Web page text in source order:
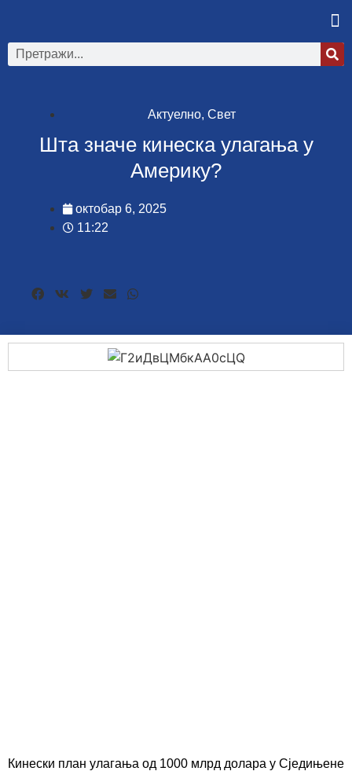
Актуелно, Свет
Шта значе кинеска улагања у
Америку?
октобар 6, 2025
11:22
Кинески план улагања од 1000 млрд долара у Сједињене